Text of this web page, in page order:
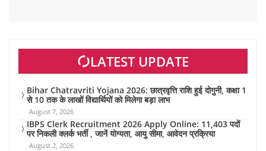
LATEST UPDATE
Bihar Chatravriti Yojana 2026: छात्रवृत्ति राशि हुई दोगुनी, कक्षा 1
से 10 तक के लाखों विद्यार्थियों को मिलेगा बड़ा लाभ
August 7, 2026
IBPS Clerk Recruitment 2026 Apply Online: 11,403 पदों
पर निकली क्लर्क भर्ती , जानें योग्यता, आयु सीमा, आवेदन प्रक्रिया
August 2, 2026